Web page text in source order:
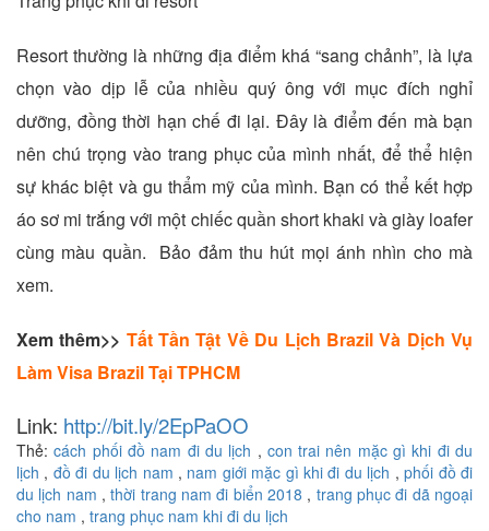
Resort thường là những địa điểm khá “sang chảnh”, là lựa
chọn vào dịp lễ của nhiều quý ông với mục đích nghỉ
dưỡng, đồng thời hạn chế đi lại. Đây là điểm đến mà bạn
nên chú trọng vào trang phục của mình nhất, để thể hiện
sự khác biệt và gu thẩm mỹ của mình. Bạn có thể kết hợp
áo sơ mi trắng với một chiếc quần short khaki và giày loafer
cùng màu quần. Bảo đảm thu hút mọi ánh nhìn cho mà
xem.
Xem thêm>> Tất Tần Tật Về Du Lịch Brazil Và Dịch Vụ
Làm Visa Brazil Tại TPHCM
Link: http://bit.ly/2EpPaOO
Thẻ:cách phối đồ nam đi du lịch , con trai nên mặc gì khi đi du
lịch , đồ đi du lịch nam , nam giới mặc gì khi đi du lịch ,phối đồ đi
du lịch nam ,thời trang nam đi biển 2018 , trang phục đi dã ngoại
cho nam , trang phục nam khi đi du lịch